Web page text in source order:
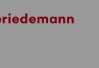
Thaihot City Plaza